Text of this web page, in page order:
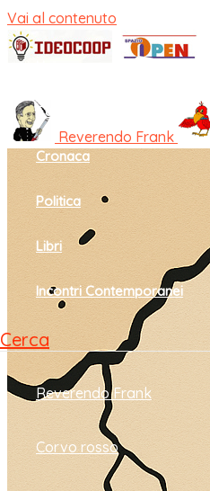
Vai al contenuto
Cultura e società
Cronaca
Politica
Libri
Incontri Contemporanei
Cerca
Reverendo Frank
Corvo rosso
Reverendo Frank